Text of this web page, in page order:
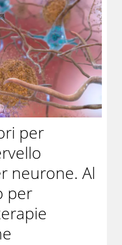
per
neurone. Al
per